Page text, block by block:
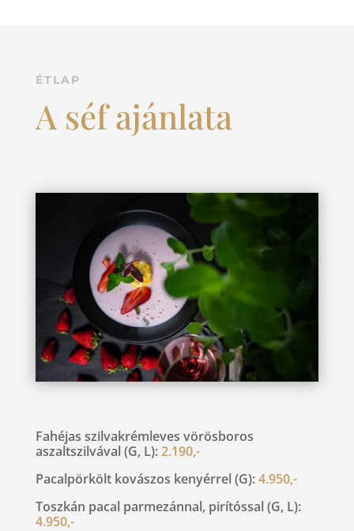
ÉTLAP
A séf ajánlata
Fahéjas szilvakrémleves vörösboros
aszaltszilvával (G, L):2.190,-
Pacalpörkölt kovászos kenyérrel (G):4.950,-
Toszkán pacal parmezánnal, pirítóssal (G, L):
4.950,-